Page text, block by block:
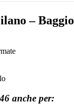
– Baggio
anche per: